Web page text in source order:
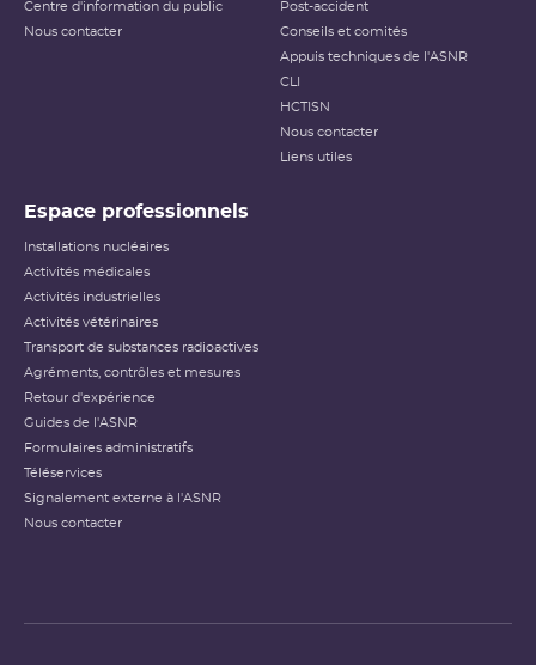
Centre d'information du public
Nous contacter
Post-accident
Conseils et comités
Appuis techniques de l'ASNR
CLI
HCTISN
Nous contacter
Liens utiles
Espace professionnels
Installations nucléaires
Activités médicales
Activités industrielles
Activités vétérinaires
Transport de substances radioactives
Agréments, contrôles et mesures
Retour d'expérience
Guides de l'ASNR
Formulaires administratifs
Téléservices
Signalement externe à l'ASNR
Nous contacter